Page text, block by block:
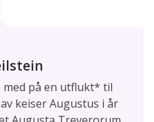
på en utflukt* til
keiser Augustus i år